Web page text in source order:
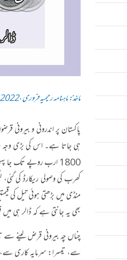
ماخذ: ماہنامہ رحیمیہ فروری ،2022ء
کھرب کی وصولی ریکارڈ کی
بھی یہ جانتی ہے کہ ڈالر ہی
چناں چہ بیرونی قرض لینے
سے، تیسرا: سرمایہ کاری